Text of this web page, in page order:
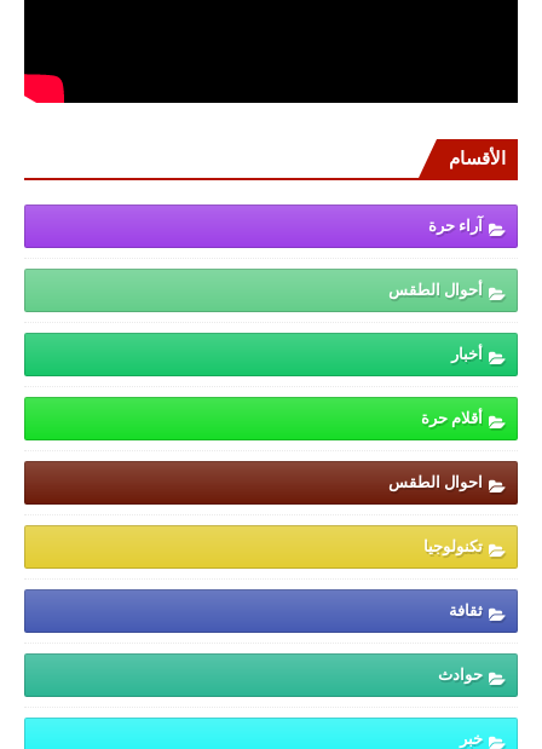
الأقسام
آراء حرة
أحوال الطقس
أخبار
أقلام حرة
احوال الطقس
تكنولوجيا
ثقافة
حوادث
خبر